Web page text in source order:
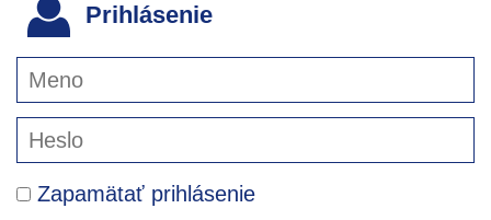
Prihlásenie
Zapamätať prihlásenie